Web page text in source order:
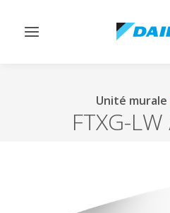
Afficher/masquer
Unité murale
FTXG-